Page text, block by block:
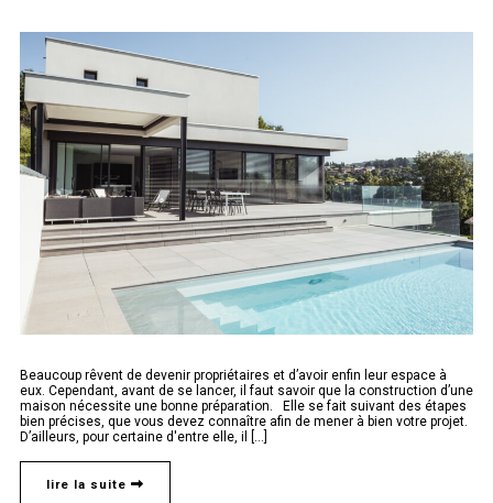
Beaucoup rêvent de devenir propriétaires et d’avoir enfin leur espace à
eux. Cependant, avant de se lancer, il faut savoir que la construction d’une
maison nécessite une bonne préparation. Elle se fait suivant des étapes
bien précises, que vous devez connaître afin de mener à bien votre projet.
D’ailleurs, pour certaine d'entre elle, il [...]
lire la suite